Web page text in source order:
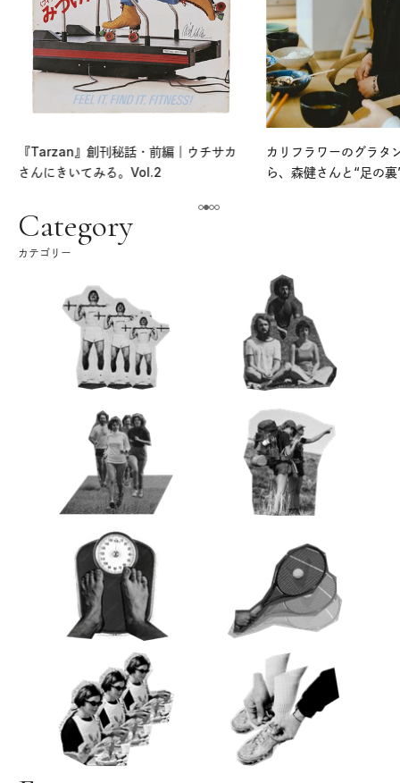
『Tarzan』創刊秘話・前編｜ウチサカ
さんにきいてみる。Vol.2
カリフラワーのグラタ
ら、森健さんと“足の
Category
カテゴリー